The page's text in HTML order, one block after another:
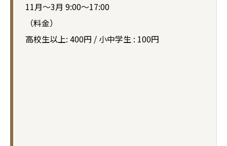
11月～3月 9:00～17:00
（料金）
高校生以上: 400円 / 小中学生 : 100円